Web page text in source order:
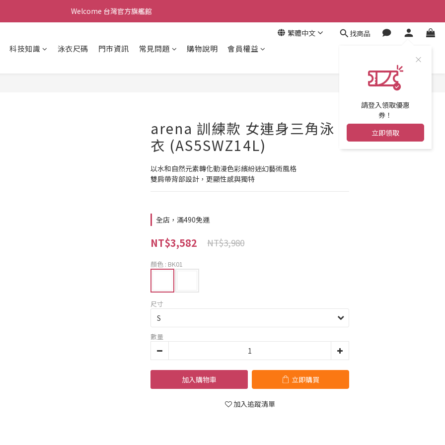
Welcome 台灣官方旗艦館
Welcome 台灣官方旗艦館
繁體中文 找商品
請登入領取優惠
券！
立即領取
科技知識 泳衣尺碼 門市資訊 常見問題 購物說明 會員權益
arena 訓練款 女連身三角泳
衣 (AS5SWZ14L)
以水和自然元素轉化動漫色彩繽紛迷幻藝術風格
雙肩帶背部設計，更顯性感與獨特
全店，滿490免運
NT$3,582 NT$3,980
顏色 : BK01
尺寸
數量
加入購物車 立即購買
加入追蹤清單